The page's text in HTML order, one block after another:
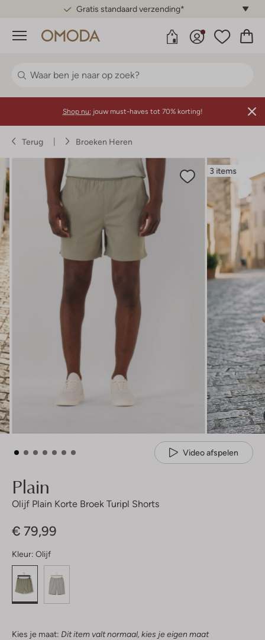
Gratis standaard verzending*
Menu
Shop nu: jouw must-haves tot 70% korting!
Terug Broeken Heren
3 items
Video afspelen
Plain
Olijf Plain Korte Broek Turipl Shorts
€ 79,99
Kleur: Olijf
Kies je maat: Dit item valt normaal, kies je eigen maat